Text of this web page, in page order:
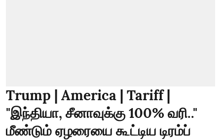
Trump | America | Tariff |
"இந்தியா, சீனாவுக்கு 100% வரி.."
மீண்டும் ஏழரையை கூட்டிய டிரம்ப்